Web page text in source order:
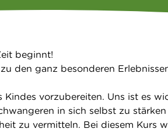
beginnt!
den ganz besonderen
vorzubereiten. Uns ist es
in sich selbst zu
zu vermitteln. Bei diesem Kurs